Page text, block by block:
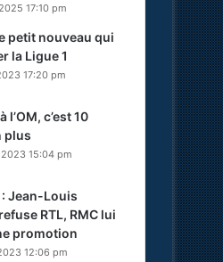
17:10 pm
petit nouveau qui
la Ligue 1
17:20 pm
l’OM, c’est 10
plus
15:04 pm
Jean-Louis
RTL, RMC lui
promotion
12:06 pm